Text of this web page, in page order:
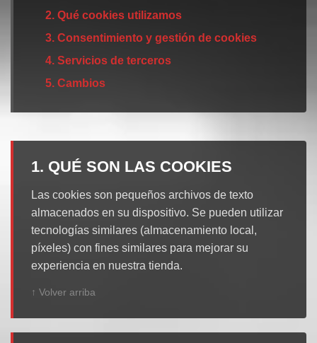
2. Qué cookies utilizamos
3. Consentimiento y gestión de cookies
4. Servicios de terceros
5. Cambios
1. QUÉ SON LAS COOKIES
Las cookies son pequeños archivos de texto
almacenados en su dispositivo. Se pueden utilizar
tecnologías similares (almacenamiento local,
píxeles) con fines similares para mejorar su
experiencia en nuestra tienda.
↑ Volver arriba